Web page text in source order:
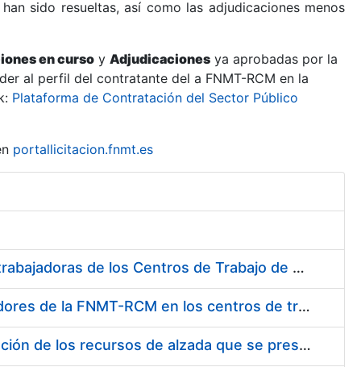
sido resueltas, así como las adjudicaciones menos
en curso y Adjudicaciones ya aprobadas por la
al perfil del contratante del a FNMT-RCM en la
Plataforma de Contratación del Sector Público
portallicitacion.fnmt.es
Suministro de Protectores Auditivos a medida para las personas trabajadoras de los Centros de Trabajo de Madrid y Burgos
Suministro de gafas graduadas antiproyecciones para los trabajadores de la FNMT-RCM en los centros de trabajo de Madrid y Burgos
Servicios de una empresa externa para el asesoramiento y resolución de los recursos de alzada que se presentan relacionados con procesos de selección para la FNMT-RCM